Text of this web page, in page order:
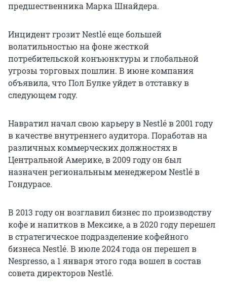
предшественника Марка Шнайдера.
Инцидент грозит Nestlé еще большей
волатильностью на фоне жесткой
потребительской конъюнктуры и глобальной
угрозы торговых пошлин. В июне компания
объявила, что Пол Булке уйдет в отставку в
следующем году.
Навратил начал свою карьеру в Nestlé в 2001 году
в качестве внутреннего аудитора. Поработав на
различных коммерческих должностях в
Центральной Америке, в 2009 году он был
назначен региональным менеджером Nestlé в
Гондурасе.
В 2013 году он возглавил бизнес по производству
кофе и напитков в Мексике, а в2020 годуперешел
в стратегическое подразделение кофейного
бизнеса Nestlé. В июле 2024 года он перешел в
Nespresso, а 1 января этого года вошел в состав
совета директоров Nestlé.